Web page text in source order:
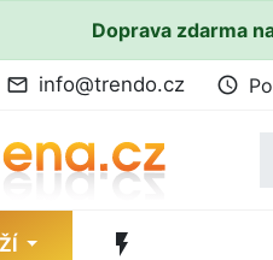
Doprava zdarma
mail_outline info@trendo.cz access_time
flash_on